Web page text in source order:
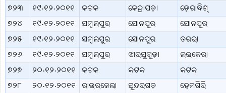
୭୨୩
୧୯.୧୨.୨୦୧୧ କଟକ କେନ୍ଦ୍ରାପଡ଼ା
ଡ଼େରାବିଶ୍
୭୨୪
୧୯.୧୨.୨୦୧୧ ସମ୍ବଲପୁର ସୋନପୁର
ସୋନପୁର
୭୨୫
୧୯.୧୨.୨୦୧୧ ସମ୍ବଲପୁର ସୋନପୁର
ତରଭା
୭୨୬
୧୯.୧୨.୨୦୧୧ ସମ୍ବଲପୁର ଝାରସୁଗୁଡ଼ା
ଲଇକେରା
୭୨୭
୨୦.୧୨.୨୦୧୧ କଟକ କଟକ
କଟକ
୭୨୮
୨୦.୧୨.୨୦୧୧ ରାଉରକେଲା ସୁନ୍ଦରଗଡ଼
ହେମଗିରି